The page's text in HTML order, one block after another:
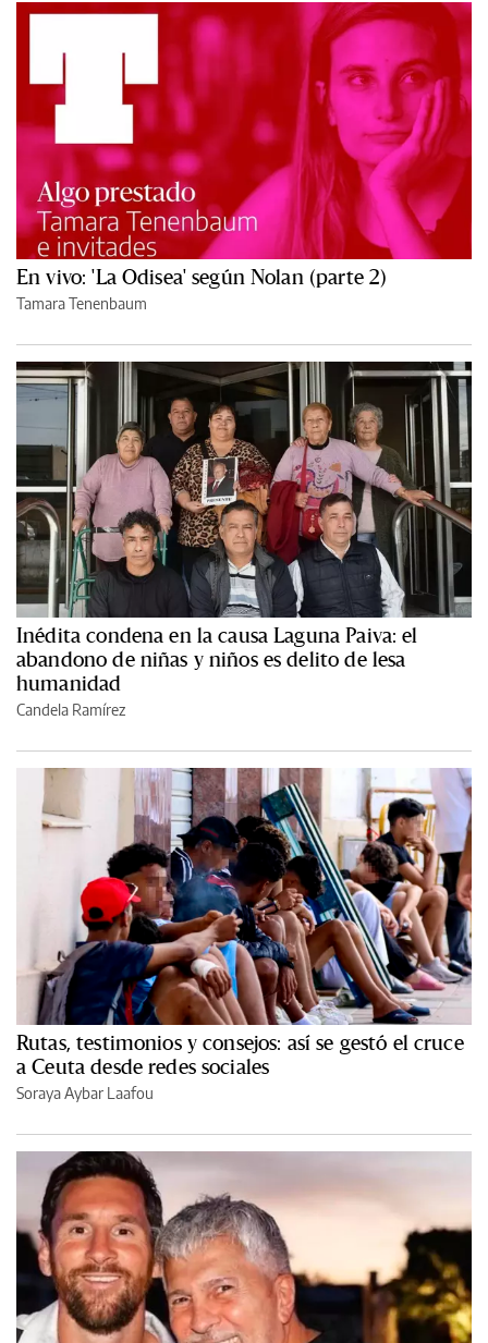
En vivo: 'La Odisea' según Nolan (parte 2)
Tamara Tenenbaum
Inédita condena en la causa Laguna Paiva: el
abandono de niñas y niños es delito de lesa
humanidad
Candela Ramírez
Rutas, testimonios y consejos: así se gestó el cruce
a Ceuta desde redes sociales
Soraya Aybar Laafou